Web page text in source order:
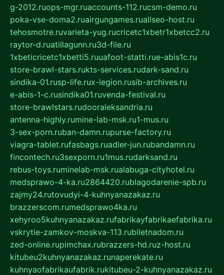
g-2012.ruops-mgr.ruaccounts-112.rucsm-demo.ru
poka-vse-doma2.ruairgungames.ruallseo-host.ru
tehosmotre.ruvarieta-yug.rucricetc1xbetr1xbetcc2.ru
raytor-d.ruatillagunn.ru3d-file.ru
1xbeticricetc1xbetti5.ruuafoot-statti.rue-abis1c.ru
store-brawl-stars.rukts-services.rudark-sand.ru
sindika-01.rusp-life.rux-legion.rusib-archives.ru
e-abis-1-c.rusindika01.ruvenda-festival.ru
store-brawlstars.rudooraleksandria.ru
antenna-highly.rumine-lab-msk.ru1-mus.ru
3-sex-porn.ruban-damn.rupurse-factory.ru
viagra-tablet.rufasbags.ruadler-jun.rubandamn.ru
fincontech.ru3sexporn.ru1mus.rudarksand.ru
rebus-toys.ruminelab-msk.rualabuga-cityhotel.ru
medsprawo-4-ka.ru2864420.rublagodarenie-spb.ru
zajmy24.rutovudyi-4-kuhnyanazakaz.ru
brazzerscom.rumedsprawo4ka.ru
xehyroo5kuhnyanazakaz.rufabrikayfabrikaefabrika.ru
vskrytie-zamkov-moskva-113.rubiletnadom.ru
zed-online.rupimchax.rubrazzers-hd.ruz-host.ru
kitubeu2kuhnyanazakaz.runaperekate.ru
kuhnyaofabrikaufabrik.rukitubeu-2-kuhnyanazakaz.ru